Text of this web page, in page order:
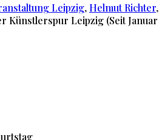
Leipzig, Helmut Richter,